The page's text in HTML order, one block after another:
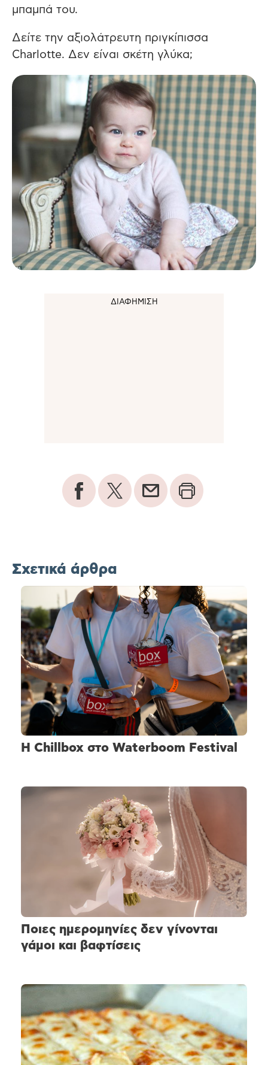
μπαμπά του.
Δείτε την αξιολάτρευτη πριγκίπισσα
Charlotte. Δεν είναι σκέτη γλύκα;
Σχετικά άρθρα
H Chillbox στο Waterboom Festival
Ποιες ημερομηνίες δεν γίνονται
γάμοι και βαφτίσεις